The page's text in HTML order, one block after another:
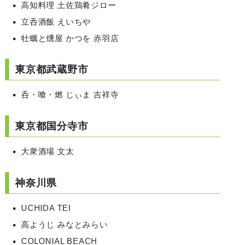
高知料理 土佐鶏肴ジロー
立呑酒飯 えいちや
牡蠣と燻屋 かつを 赤羽店
東京都武蔵野市
呑・喰・燃 じぃま 吉祥寺
東京都国分寺市
大衆酒場 文太
神奈川県
UCHIDA TEI
高ようじ みなとみらい
COLONIAL BEACH